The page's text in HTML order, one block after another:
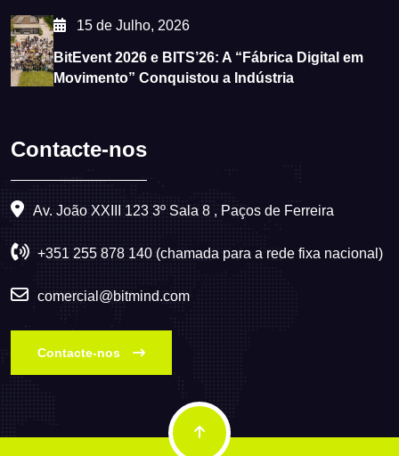
15 de Julho, 2026
BitEvent 2026 e BITS’26: A “Fábrica Digital em
Movimento” Conquistou a Indústria
Contacte-nos
Av. João XXIII 123 3º Sala 8 , Paços de Ferreira
+351 255 878 140 (chamada para a rede fixa nacional)
comercial@bitmind.com
Contacte-nos